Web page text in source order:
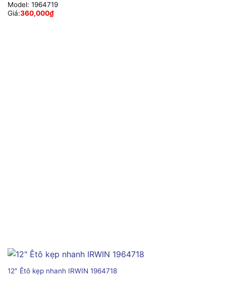
Model: 1964719
Giá:360,000₫
12″ Êtô kẹp nhanh IRWIN 1964718